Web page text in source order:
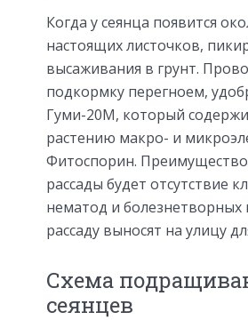
Когда у сеянца появится
настоящих листочков,
высаживания в грунт.
подкормку перегноем,
Гуми-20М, который
растению макро- и
Фитоспорин.
рассады будет отсутствие
нематод и болезнетворных
рассаду выносят на улицу
Схема
сеянцев